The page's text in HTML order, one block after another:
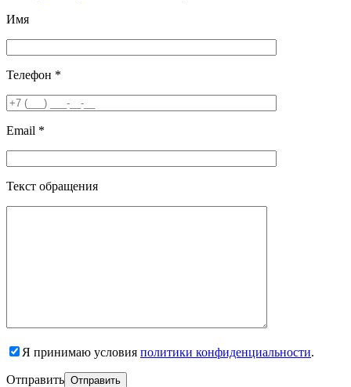
Имя
Телефон *
Email *
Текст обращения
Я принимаю условия политики конфиденциальности.
Отправить